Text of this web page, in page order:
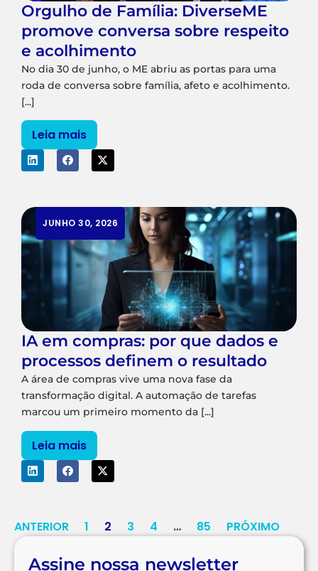
Orgulho de Família: DiverseME
promove conversa sobre respeito
e acolhimento
No dia 30 de junho, o ME abriu as portas para uma
roda de conversa sobre família, afeto e acolhimento.
[...]
Leia mais
JUNHO 30, 2026
IA em compras: por que dados e
processos definem o resultado
A área de compras vive uma nova fase da
transformação digital. A automação de tarefas
marcou um primeiro momento da [...]
Leia mais
ANTERIOR 1 2 3 4 … 85 PRÓXIMO
Assine nossa newsletter